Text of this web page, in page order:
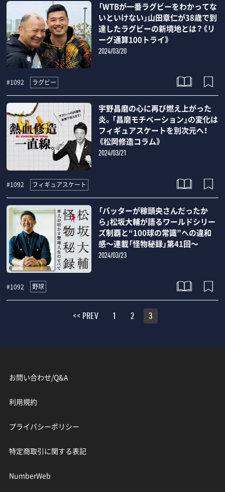
「WTBが一番ラグビーをわかってな
いといけない」山田章仁が38歳で到
達したラグビーの新境地とは？《リ
ーグ通算100トライ》
2024/03/20
#1092 ラグビー
宇野昌磨の心に再び燃え上がった
炎。「昌磨モチベーション」の変化は
フィギュアスケートを別次元へ！
《松岡修造コラム》
2024/03/21
#1092 フィギュアスケート
「バッターが稼頭央さんだったか
ら」松坂大輔が語るワールドシリー
ズ制覇と“100球の常識”への違和
感～連載「怪物秘録」第41回～
2024/03/23
#1092 野球
<< PREV 1 2 3
お問い合わせ/Q&A
利用規約
プライバシーポリシー
特定商取引に関する表記
NumberWeb